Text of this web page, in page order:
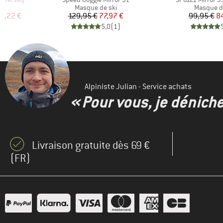
€
Product group
Masque de ski
Prix
129,95 €Prix réduit
77,97 €
5,0(1)
Product
Masque
99,95 €
Alpiniste Julian - Service achats
« Pour vous, je
Livraison gratuite dès 69 €
(FR)